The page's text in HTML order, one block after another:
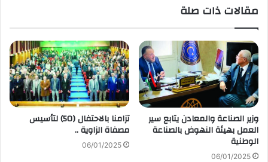
مقالات ذات صلة
وزير الصناعة والمعادن يتابع سير
العمل بهيئة النهوض بالصناعة
الوطنية
06/01/2025
تزامنا بالاحتفال (50) لتأسيس
مصفاة الزاوية ..
06/01/2025